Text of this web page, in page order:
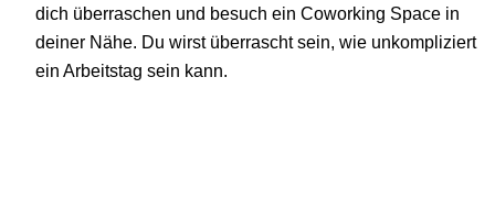
dich überraschen und besuch ein Coworking Space in
deiner Nähe. Du wirst überrascht sein, wie unkompliziert
ein Arbeitstag sein kann.